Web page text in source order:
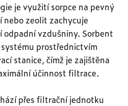
je využití sorpce na pevný
zeolit zachycuje
odpadní vzdušniny. Sorbent
prostřednictvím
stanice, čímž je zajištěna
účinnost filtrace.
přes filtrační jednotku